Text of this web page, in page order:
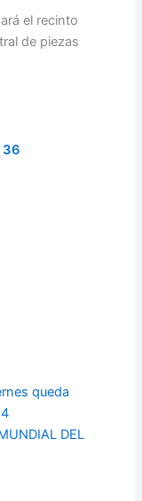
el recinto
de piezas
36
queda
DEL